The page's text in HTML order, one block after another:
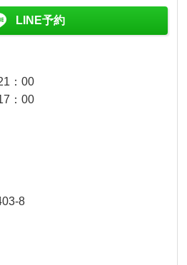
LINE予約
：00
：00
8